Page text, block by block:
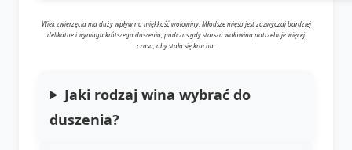
Wiek zwierzęcia ma duży wpływ na miękkość wołowiny. Młodsze mięso jest zazwyczaj bardziej
delikatne i wymaga krótszego duszenia, podczas gdy starsza wołowina potrzebuje więcej
czasu, aby stała się krucha.
Jaki rodzaj wina wybrać do
duszenia?